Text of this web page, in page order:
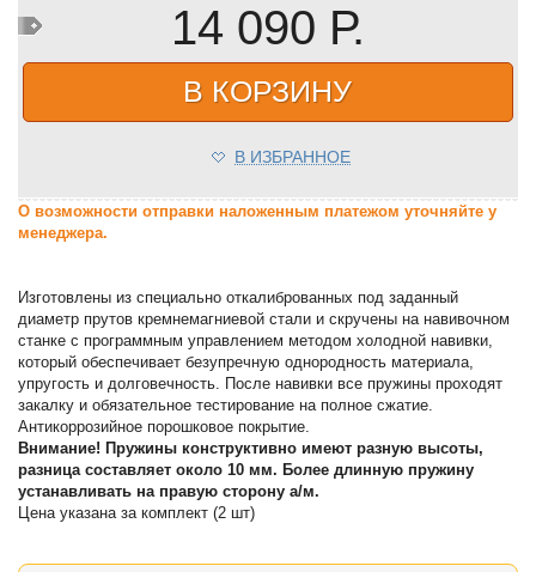
14 090 Р.
В КОРЗИНУ
В ИЗБРАННОЕ
О возможности отправки наложенным платежом уточняйте у
менеджера.
Изготовлены из специально откалиброванных под заданный
диаметр прутов кремнемагниевой стали и скручены на навивочном
станке с программным управлением методом холодной навивки,
который обеспечивает безупречную однородность материала,
упругость и долговечность. После навивки все пружины проходят
закалку и обязательное тестирование на полное сжатие.
Антикоррозийное порошковое покрытие.
Внимание! Пружины конструктивно имеют разную высоты,
разница составляет около 10 мм. Более длинную пружину
устанавливать на правую сторону а/м.
Цена указана за комплект (2 шт)